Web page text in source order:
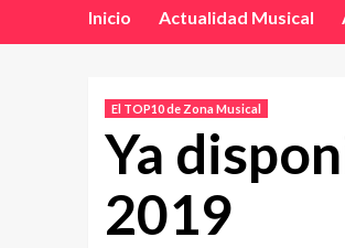
Inicio Actualidad Musical
El TOP10 de Zona Musical
Ya
2019